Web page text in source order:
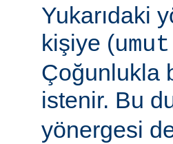
Yukarıdaki
kişiye (umut
Çoğunlukla
istenir. Bu
yönergesi